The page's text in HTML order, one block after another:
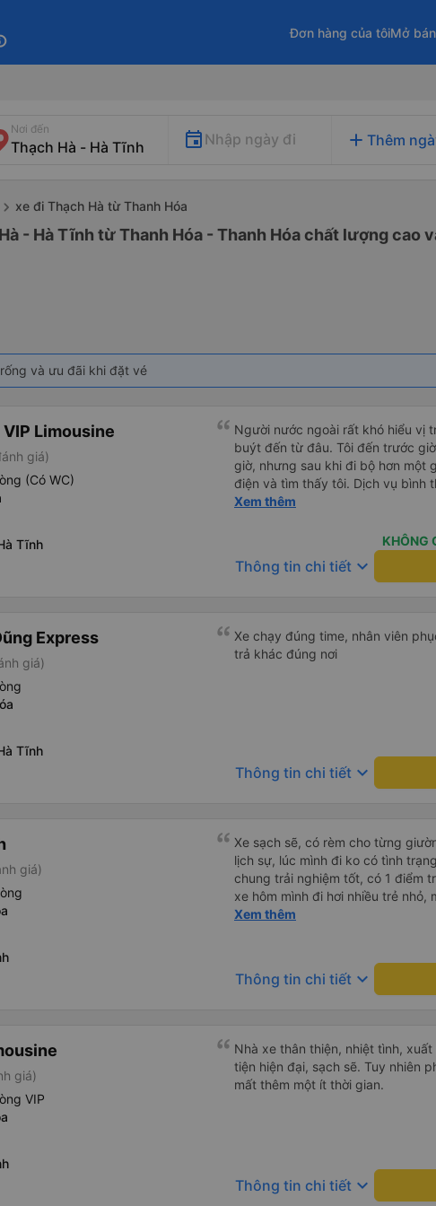
Đơn hàng của tôiMở
Nơi đến
Nhập ngày đi add Thêm
xe đi Thạch Hà từ Thanh Hóa
- Hà Tĩnh từ Thanh Hóa - Thanh Hóa chất lượng cao
và ưu đãi khi đặt vé
Limousine
giá)
(Có WC)
Tĩnh
Người nước ngoài rất khó hiểu vị
buýt đến từ đâu. Tôi đến trước
giờ, nhưng sau khi đi bộ hơn một
điện và tìm thấy tôi. Dịch vụ bình
tôi ngủ ngon hơn ở khách sạn vì
cho điểm tối đa. Cảm ơn bạn rất
Xem thêm
KHÔNG
Thông tin chi tiết keyboard_arrow_down
Express
giá)
Tĩnh
Xe chạy đúng time, nhân viên
trả khác đúng nơi
Thông tin chi tiết keyboard_arrow_down
giá)
Xe sạch sẽ, có rèm cho từng
lịch sự, lúc mình đi ko có tình
chung trải nghiệm tốt, có 1 điểm
xe hôm mình đi hơi nhiều trẻ nhỏ,
nghiệm khi đọc đc bình luận này
Xem thêm
Thông tin chi tiết keyboard_arrow_down
giá)
VIP
Nhà xe thân thiện, nhiệt tình,
tiện hiện đại, sạch sẽ. Tuy nhiên
mất thêm một ít thời gian.
Thông tin chi tiết keyboard_arrow_down